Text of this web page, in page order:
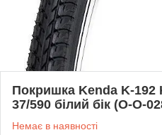
Покришка Kenda K-192
37/590 білий бік (O-O-
Немає в наявності